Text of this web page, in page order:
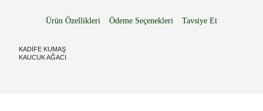
Ürün Özellikleri Ödeme Seçenekleri Tavsiye Et
KADİFE KUMAŞ
KAUCUK AĞACI